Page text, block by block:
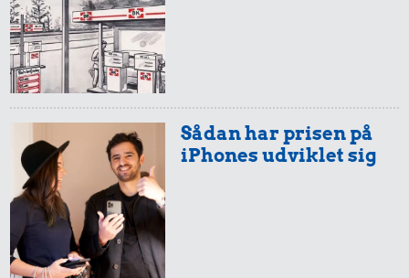
Sådan har prisen på
iPhones udviklet sig